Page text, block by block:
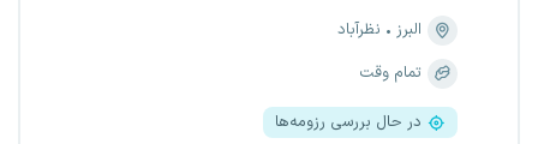
البرز
نظرآباد
تمام وقت
در حال بررسی رزومه‌ها